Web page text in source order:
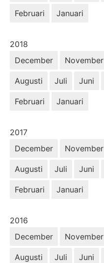
Februari Januari
År:
2018
December
November
Augusti Juli Juni
Februari Januari
År:
2017
December
November
Augusti Juli Juni
Februari Januari
År:
2016
December
November
Augusti Juli Juni